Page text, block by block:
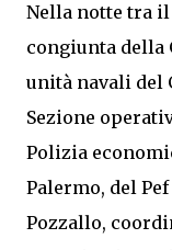
Nella notte tra il
congiunta della
unità navali del
Sezione
Polizia
Palermo, del
Pozzallo,